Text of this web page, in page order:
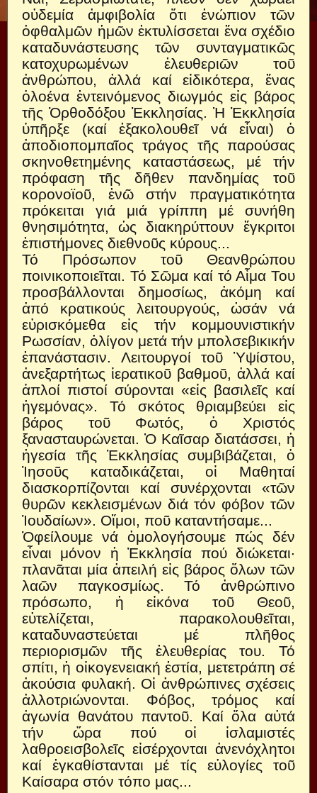
οὐδεμία ἀμφιβολία ὅτι ἐνώπιον τῶν
ὀφθαλμῶν ἡμῶν ἐκτυλίσσεται ἕνα σχέδιο
καταδυνάστευσης τῶν συνταγματικῶς
κατοχυρωμένων ἐλευθεριῶν τοῦ
ἀνθρώπου, ἀλλά καί εἰδικότερα, ἕνας
ὁλοένα ἐντεινόμενος διωγμός εἰς βάρος
τῆς Ὀρθοδόξου Ἐκκλησίας. Ἡ Ἐκκλησία
ὑπῆρξε (καί ἐξακολουθεῖ νά εἶναι) ὁ
ἀποδιοπομπαῖος τράγος τῆς παρούσας
σκηνοθετημένης καταστάσεως, μέ τήν
πρόφαση τῆς δῆθεν πανδημίας τοῦ
κορονοϊοῦ, ἐνῶ στήν πραγματικότητα
πρόκειται γιά μιά γρίππη μέ συνήθη
θνησιμότητα, ὡς διακηρύττουν ἔγκριτοι
ἐπιστήμονες διεθνοῦς κύρους...
Τό Πρόσωπον τοῦ Θεανθρώπου
ποινικοποιεῖται. Τό Σῶμα καί τό Αἷμα Του
προσβάλλονται δημοσίως, ἀκόμη καί
ἀπό κρατικούς λειτουργούς, ὡσάν νά
εὑρισκόμεθα εἰς τήν κομμουνιστικήν
Ρωσσίαν, ὀλίγον μετά τήν μπολσεβικικήν
ἐπανάστασιν. Λειτουργοί τοῦ Ὑψίστου,
ἀνεξαρτήτως ἱερατικοῦ βαθμοῦ, ἀλλά καί
ἁπλοί πιστοί σύρονται «εἰς βασιλεῖς καί
ἡγεμόνας». Τό σκότος θριαμβεύει εἰς
βάρος τοῦ Φωτός, ὁ Χριστός
ξανασταυρώνεται. Ὁ Καῖσαρ διατάσσει, ἡ
ἡγεσία τῆς Ἐκκλησίας συμβιβάζεται, ὁ
Ἰησοῦς καταδικάζεται, οἱ Μαθηταί
διασκορπίζονται καί συνέρχονται «τῶν
θυρῶν κεκλεισμένων διά τόν φόβον τῶν
Ἰουδαίων». Οἴμοι, ποῦ καταντήσαμε...
Ὀφείλουμε νά ὁμολογήσουμε πώς δέν
εἶναι μόνον ἡ Ἐκκλησία πού διώκεται·
πλανᾶται μία ἀπειλή εἰς βάρος ὅλων τῶν
λαῶν παγκοσμίως. Τό ἀνθρώπινο
πρόσωπο, ἡ εἰκόνα τοῦ Θεοῦ,
εὐτελίζεται, παρακολουθεῖται,
καταδυναστεύεται μέ πλῆθος
περιορισμῶν τῆς ἐλευθερίας του. Τό
σπίτι, ἡ οἰκογενειακή ἑστία, μετετράπη σέ
ἀκούσια φυλακή. Οἱ ἀνθρώπινες σχέσεις
ἀλλοτριώνονται. Φόβος, τρόμος καί
ἀγωνία θανάτου παντοῦ. Καί ὅλα αὐτά
τήν ὥρα πού οἱ ἰσλαμιστές
λαθροεισβολεῖς εἰσέρχονται ἀνενόχλητοι
καί ἐγκαθίστανται μέ τίς εὐλογίες τοῦ
Καίσαρα στόν τόπο μας...